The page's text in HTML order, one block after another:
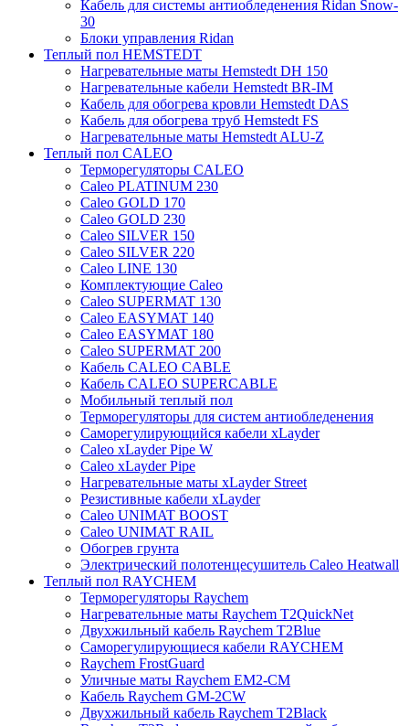
Кабель для системы антиобледенения Ridan Snow-
30
Блоки управления Ridan
Теплый пол HEMSTEDT
Нагревательные маты Hemstedt DH 150
Нагревательные кабели Hemstedt BR-IM
Кабель для обогрева кровли Hemstedt DAS
Кабель для обогрева труб Hemstedt FS
Нагревательные маты Hemstedt ALU-Z
Теплый пол CALEO
Терморегуляторы CALEO
Caleo PLATINUM 230
Caleo GOLD 170
Caleo GOLD 230
Caleo SILVER 150
Caleo SILVER 220
Caleo LINE 130
Комплектующие Caleo
Caleo SUPERMAT 130
Caleo EASYMAT 140
Caleo EASYMAT 180
Caleo SUPERMAT 200
Кабель CALEO CABLE
Кабель CALEO SUPERCABLE
Мобильный теплый пол
Терморегуляторы для систем антиобледенения
Саморегулирующийся кабели xLayder
Caleo xLayder Pipe W
Caleo xLayder Pipe
Нагревательные маты xLayder Street
Резистивные кабели xLayder
Caleo UNIMAT BOOST
Caleo UNIMAT RAIL
Обогрев грунта
Электрический полотенцесушитель Caleo Heatwall
Теплый пол RAYCHEM
Терморегуляторы Raychem
Нагревательные маты Raychem T2QuickNet
Двухжильный кабель Raychem T2Blue
Саморегулирующиеся кабели RAYCHEM
Raychem FrostGuard
Уличные маты Raychem EM2-CM
Кабель Raychem GM-2CW
Двухжильный кабель Raychem T2Black